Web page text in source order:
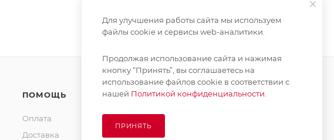
ПОМОЩЬ
Оплата
Доставка
Для улучшения работы сайта мы используем
файлы cookie и сервисы web-аналитики.
Продолжая использование сайта и нажимая
кнопку “Принять”, вы соглашаетесь на
использование файлов cookie в соответствии с
нашей Политикой конфиденциальности.
ПРИНЯТЬ